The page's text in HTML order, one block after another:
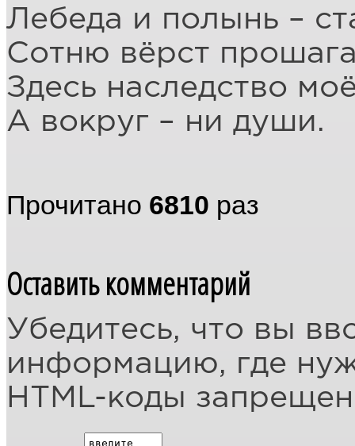
Лебеда и полынь –
Сотню вёрст
Здесь наследство
А вокруг – ни души.
Прочитано 6810 раз
Оставить комментарий
Убедитесь, что вы
информацию, где
HTML-коды